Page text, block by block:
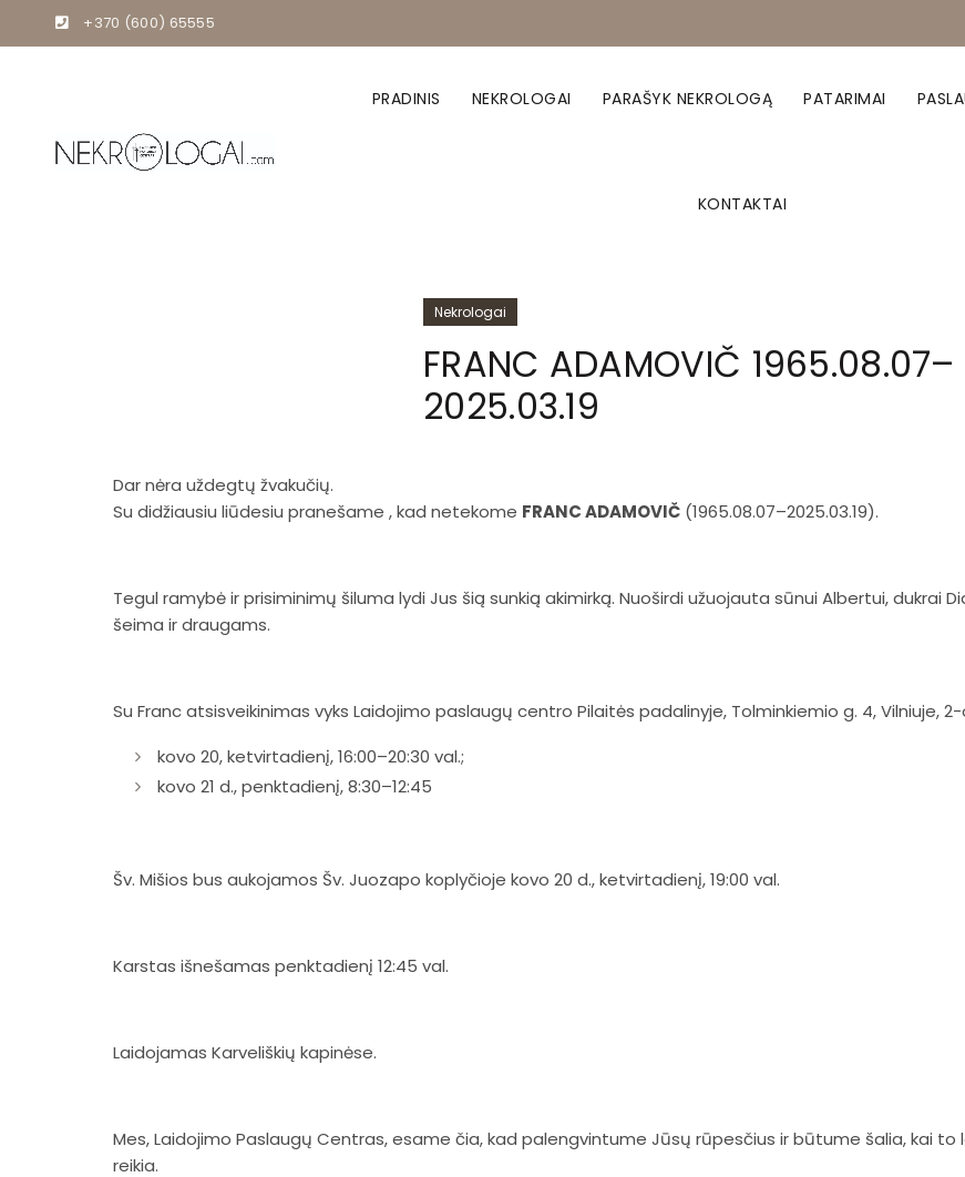
+370 (600) 65555
PRADINIS NEKROLOGAI PARAŠYK NEKROLOGĄ PATARIMAI
KONTAKTAI
Nekrologai
FRANC ADAMOVIČ 1965.08.07–
2025.03.19
Dar nėra uždegtų žvakučių.
Su didžiausiu liūdesiu pranešame , kad netekome FRANC ADAMOVIČ (1965.08.07–2025.03.19).
Tegul ramybė ir prisiminimų šiluma lydi Jus šią sunkią akimirką. Nuoširdi užuojauta sūnui Albertui, dukrai
šeima ir draugams.
Su Franc atsisveikinimas vyks Laidojimo paslaugų centro Pilaitės padalinyje, Tolminkiemio g. 4, Vilniuje,
kovo 20, ketvirtadienį, 16:00–20:30 val.;
kovo 21 d., penktadienį, 8:30–12:45
Šv. Mišios bus aukojamos Šv. Juozapo koplyčioje kovo 20 d., ketvirtadienį, 19:00 val.
Karstas išnešamas penktadienį 12:45 val.
Laidojamas Karveliškių kapinėse.
Mes, Laidojimo Paslaugų Centras, esame čia, kad palengvintume Jūsų rūpesčius ir būtume šalia, kai to
reikia.